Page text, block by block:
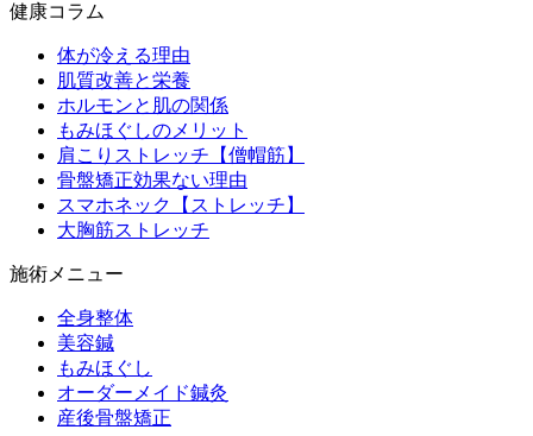
健康コラム
体が冷える理由
肌質改善と栄養
ホルモンと肌の関係
もみほぐしのメリット
肩こりストレッチ【僧帽筋】
骨盤矯正効果ない理由
スマホネック【ストレッチ】
大胸筋ストレッチ
施術メニュー
全身整体
美容鍼
もみほぐし
オーダーメイド鍼灸
産後骨盤矯正